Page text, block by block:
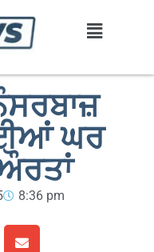
ਘਰ
8:36 pm